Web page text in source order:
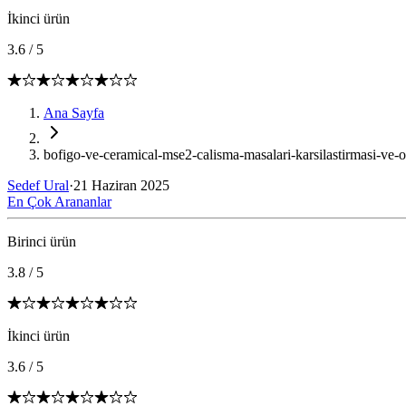
İkinci ürün
3.6 / 5
Ana Sayfa
bofigo-ve-ceramical-mse2-calisma-masalari-karsilastirmasi-ve-
Sedef Ural·21 Haziran 2025
En Çok Arananlar
Birinci ürün
3.8 / 5
İkinci ürün
3.6 / 5